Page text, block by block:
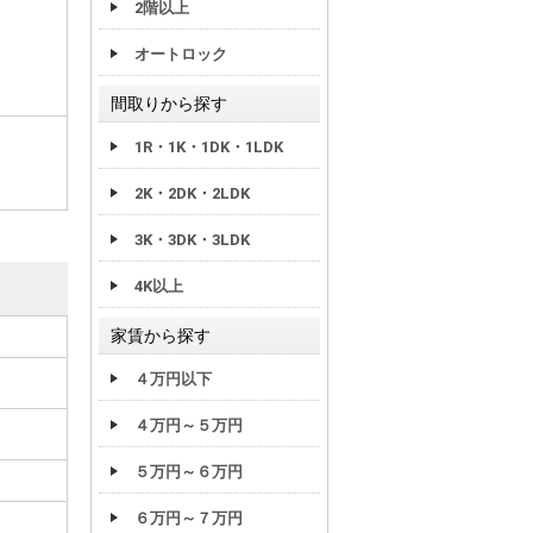
2階以上
オートロック
間取りから探す
1R・1K・1DK・1LDK
2K・2DK・2LDK
3K・3DK・3LDK
4K以上
家賃から探す
４万円以下
４万円～５万円
５万円～６万円
６万円～７万円